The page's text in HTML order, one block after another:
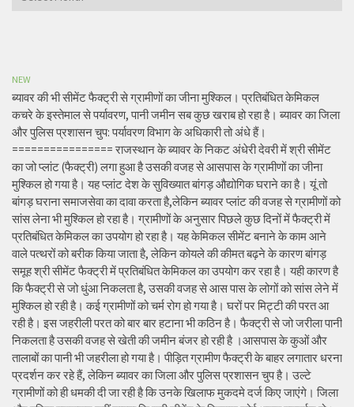
NEW
ब्यावर की भी सीमेंट फैक्ट्री से ग्रामीणों का जीना मुश्किल। प्रतिबंधित केमिकल
कचरे के इस्तेमाल से पर्यावरण, पानी जमीन सब कुछ खराब हो रहा है। ब्यावर का जिला
और पुलिस प्रशासन चुप: पर्यावरण विभाग के अधिकारी तो अंधे हैं।
================ राजस्थान के ब्यावर के निकट अंधेरी देवरी में श्री सीमेंट
का जो प्लांट (फैक्ट्री) लगा हुआ है उसकी वजह से आसपास के ग्रामीणों का जीना
मुश्किल हो गया है। यह प्लांट देश के सुविख्यात बांगड़ औद्योगिक घराने का है। यूं तो
बांगड़ घराना समाजसेवा का दावा करता है,लेकिन ब्यावर प्लांट की वजह से ग्रामीणों को
सांस लेना भी मुश्किल हो रहा है। ग्रामीणों के अनुसार पिछले कुछ दिनों में फैक्ट्री में
प्रतिबंधित केमिकल का उपयोग हो रहा है। यह केमिकल सीमेंट बनाने के काम आने
वाले पत्थरों को बरीक किया जाता है, लेकिन कोयले की कीमत बढ़ने के कारण बांगड़
समूह श्री सीमेंट फैक्ट्री में प्रतिबंधित केमिकल का उपयोग कर रहा है। यही कारण है
कि फैक्ट्री से जो धुंआ निकलता है, उसकी वजह से आस पास के लोगों को सांस लेने में
मुश्किल हो रही है। कई ग्रामीणों को चर्म रोग हो गया है। घरों पर मिट्टी की परत आ
रही है। इस जहरीली परत को बार बार हटाना भी कठिन है। फैक्ट्री से जो जरीला पानी
निकलता है उसकी वजह से खेती की जमीन बंजर हो रही है ।आसपास के कुओं और
तालाबों का पानी भी जहरीला हो गया है। पीड़ित ग्रामीण फैक्ट्री के बाहर लगातार धरना
प्रदर्शन कर रहे हैं, लेकिन ब्यावर का जिला और पुलिस प्रशासन चुप है। उल्टे
ग्रामीणों को ही धमकी दी जा रही है कि उनके खिलाफ मुकदमे दर्ज किए जाएंगे। जिला